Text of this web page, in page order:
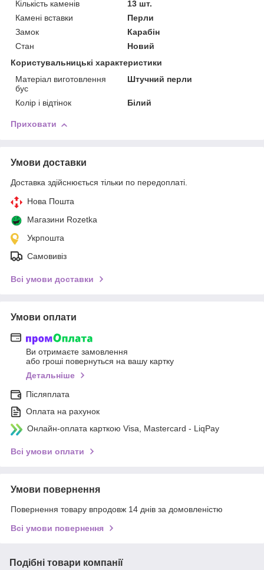
Кількість каменів
13 шт.
Камені вставки
Перли
Замок
Карабін
Стан
Новий
Користувальницькі характеристики
Матеріал виготовлення
бус
Штучний перли
Колір і відтінок Білий
Приховати
Умови доставки
Доставка здійснюється тільки по передоплаті.
Нова Пошта
Магазини Rozetka
Укрпошта
Самовивіз
Всі умови доставки
Умови оплати
Ви отримаєте замовлення
або гроші повернуться на вашу картку
Детальніше
Післяплата
Оплата на рахунок
Онлайн-оплата карткою Visa, Mastercard - LiqPay
Всі умови оплати
Умови повернення
Повернення товару впродовж 14 днів за домовленістю
Всі умови повернення
Подібні товари компанії